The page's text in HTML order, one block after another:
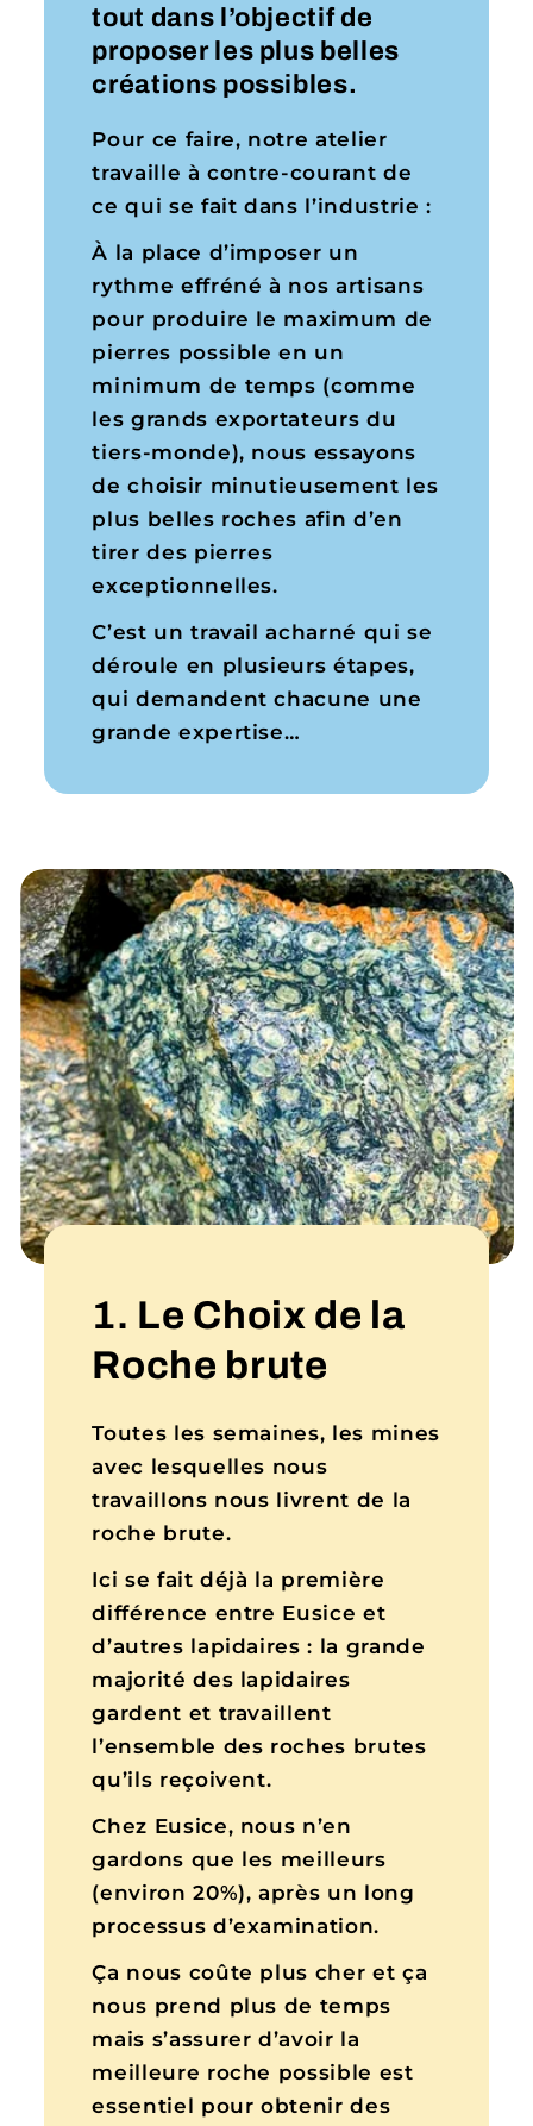
tout dans l’objectif de
proposer les plus belles
créations possibles.
Pour ce faire, notre atelier
travaille à contre-courant de
ce qui se fait dans l’industrie :
À la place d’imposer un
rythme effréné à nos artisans
pour produire le maximum de
pierres possible en un
minimum de temps (comme
les grands exportateurs du
tiers-monde), nous essayons
de choisir minutieusement les
plus belles roches afin d’en
tirer des pierres
exceptionnelles.
C’est un travail acharné qui se
déroule en plusieurs étapes,
qui demandent chacune une
grande expertise…
1. Le Choix de la
Roche brute
Toutes les semaines, les mines
avec lesquelles nous
travaillons nous livrent de la
roche brute.
Ici se fait déjà la première
différence entre Eusice et
d’autres lapidaires : la grande
majorité des lapidaires
gardent et travaillent
l’ensemble des roches brutes
qu’ils reçoivent.
Chez Eusice, nous n’en
gardons que les meilleurs
(environ 20%), après un long
processus d’examination.
Ça nous coûte plus cher et ça
nous prend plus de temps
mais s’assurer d’avoir la
meilleure roche possible est
essentiel pour obtenir des